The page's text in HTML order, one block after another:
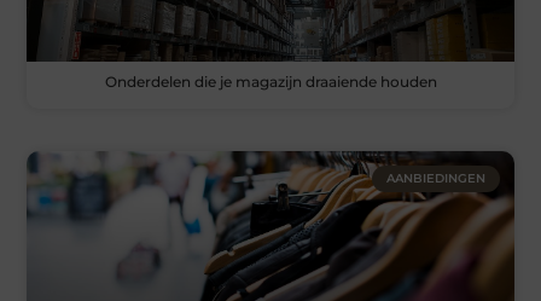
Onderdelen die je magazijn draaiende houden
AANBIEDINGEN